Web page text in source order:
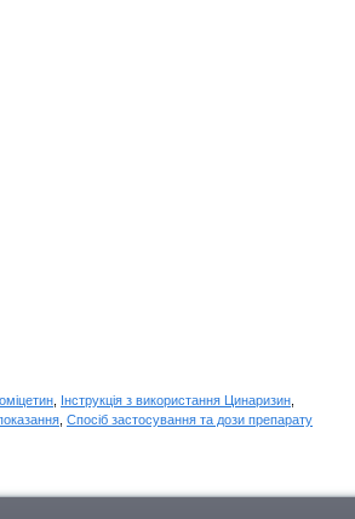
Інструкція з використання Цинаризин
Спосіб застосування та дози препарату